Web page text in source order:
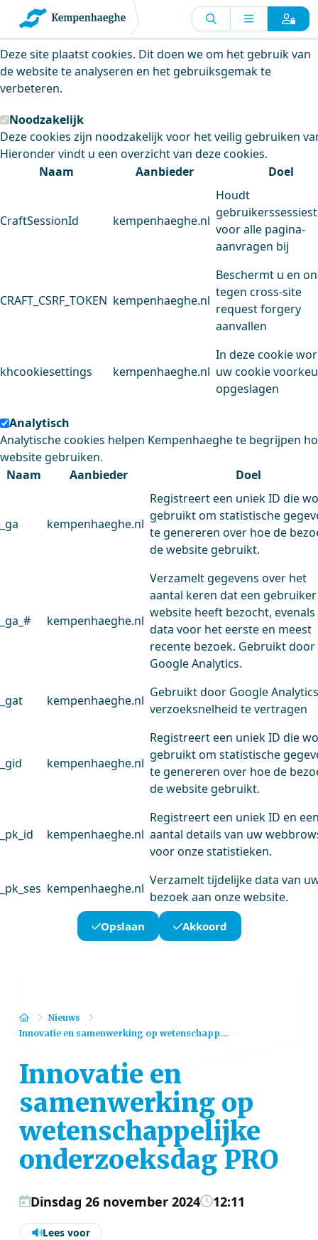
Kempenhaeghe maakt gebruik van
cookies
Deze site plaatst cookies. Dit doen we om het gebruik van
de website te analyseren en het gebruiksgemak te
verbeteren.
Noodzakelijk
Deze cookies zijn noodzakelijk voor het veilig gebruiken
Hieronder vindt u een overzicht van deze cookies.
Naam
Aanbieder Doel
CraftSessionId kempenhaeghe.nl
Houdt
voor alle pagina-
aanvragen bij
CRAFT_CSRF_TOKEN kempenhaeghe.nl
Beschermt u en
tegen cross-site
request forgery
aanvallen
khcookiesettings kempenhaeghe.nl
In deze cookie
uw cookie
opgeslagen
Analytisch
Analytische cookies helpen Kempenhaeghe te begrijpen
website gebruiken.
Naam
Aanbieder Doel
_ga kempenhaeghe.nl
Registreert een uniek ID die
gebruikt om statistische
te genereren over hoe de
de website gebruikt.
_ga_# kempenhaeghe.nl
Verzamelt gegevens over het
aantal keren dat een
website heeft bezocht, evenals
data voor het eerste en meest
recente bezoek. Gebruikt door
Google Analytics.
_gat kempenhaeghe.nl
Gebruikt door Google
verzoeksnelheid te vertragen
_gid kempenhaeghe.nl
Registreert een uniek ID die
gebruikt om statistische
te genereren over hoe de
de website gebruikt.
_pk_id kempenhaeghe.nl
Registreert een uniek ID en
aantal details van uw
voor onze statistieken.
_pk_ses kempenhaeghe.nl
Verzamelt tijdelijke data van
bezoek aan onze website.
Opslaan Akkoord
HomeNieuws
Innovatie en samenwerking op wetenschapp...
Innovatie en
samenwerking op
wetenschappelijke
onderzoeksdag PRO
Dinsdag 26 november 2024 12:11
Lees voor